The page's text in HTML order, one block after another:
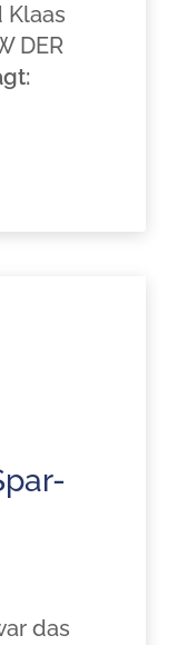
Klaas
DER
das